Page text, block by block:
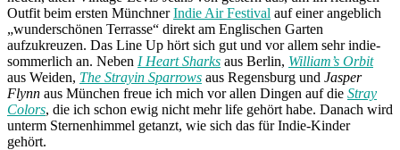
Outfit beim ersten MünchnerIndie Air Festival auf einer angeblich
„wunderschönen Terrasse“ direkt am Englischen Garten
aufzukreuzen. Das Line Up hört sich gut und vor allem sehr indie-
sommerlich an. Neben I Heart Sharks aus Berlin, William’s Orbit
aus Weiden, The Strayin Sparrows aus Regensburg und Jasper
Flynn aus München freue ich mich vor allen Dingen auf die Stray
Colors, die ich schon ewig nicht mehr life gehört habe. Danach wird
unterm Sternenhimmel getanzt, wie sich das für Indie-Kinder
gehört.